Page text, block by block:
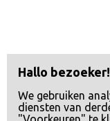
Hallo bezoeker!
We gebruiken
diensten van